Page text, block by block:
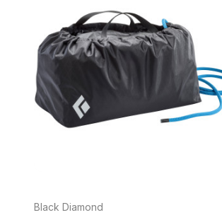
Black Diamond